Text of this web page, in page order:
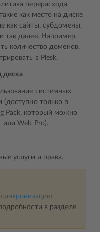
перерасхода
как место на диске
как сайты, субдомены,
так далее. Например,
количество доменов,
в Plesk.
диска
системных
(доступно только в
Pack, который можно
или Web Pro).
услуги и права.
синхронизацию
в разделе